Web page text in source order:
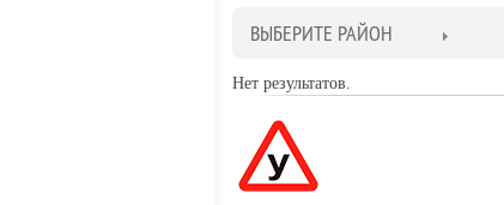
ВЫБЕРИТЕ РАЙОН
Нет результатов.